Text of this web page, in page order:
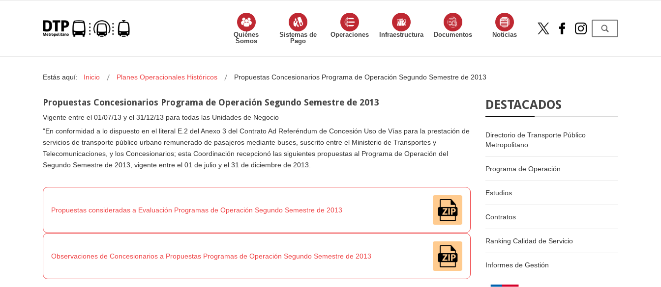
Quiénes
Somos
Sistemas de
Pago
Operaciones Infraestructura Documentos Noticias
Estás aquí: Inicio Planes Operacionales Históricos Propuestas Concesionarios Programa de Operación Segundo Semestre de 2013
Propuestas Concesionarios Programa de Operación Segundo Semestre de 2013
Vigente entre el 01/07/13 y el 31/12/13 para todas las Unidades de Negocio
"En conformidad a lo dispuesto en el literal E.2 del Anexo 3 del Contrato Ad Referéndum de Concesión Uso de Vías para la prestación de
servicios de transporte público urbano remunerado de pasajeros mediante buses, suscrito entre el Ministerio de Transportes y
Telecomunicaciones, y los Concesionarios; esta Coordinación recepcionó las siguientes propuestas al Programa de Operación del
Segundo Semestre de 2013, vigente entre el 01 de julio y el 31 de diciembre de 2013.
Propuestas consideradas a Evaluación Programas de Operación Segundo Semestre de 2013
Observaciones de Concesionarios a Propuestas Programas de Operación Segundo Semestre de 2013
DESTACADOS
Directorio de Transporte Público
Metropolitano
Programa de Operación
Estudios
Contratos
Ranking Calidad de Servicio
Informes de Gestión